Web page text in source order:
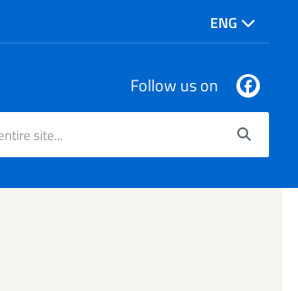
ENG
Follow us on